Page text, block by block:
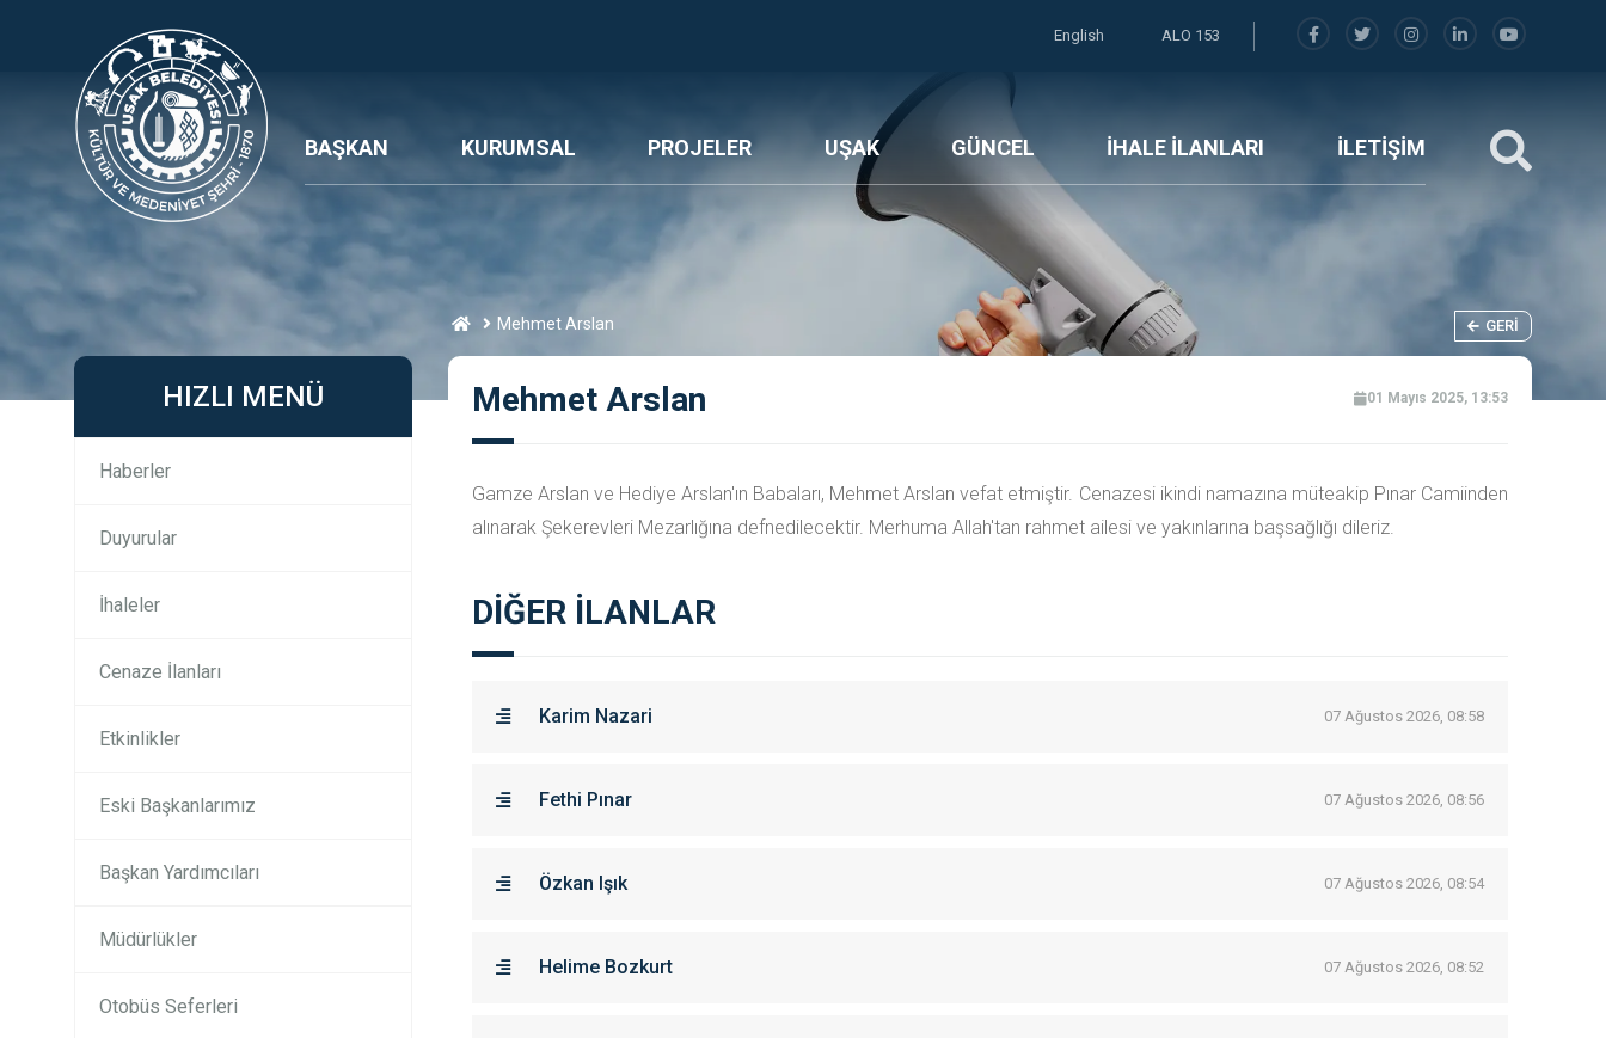
English ALO 153
BAŞKAN KURUMSAL PROJELER UŞAK GÜNCEL İHALE İLANLARI İLETİŞİM
Mehmet Arslan GERI
HIZLI MENÜ
Haberler
Duyurular
İhaleler
Cenaze İlanları
Etkinlikler
Eski Başkanlarımız
Başkan Yardımcıları
Müdürlükler
Otobüs Seferleri
Mehmet Arslan 01 Mayıs 2025, 13:53
Gamze Arslan ve Hediye Arslan'ın Babaları, Mehmet Arslan vefat etmiştir. Cenazesi ikindi namazına müteakip Pınar Camiinden
alınarak Şekerevleri Mezarlığına defnedilecektir. Merhuma Allah'tan rahmet ailesi ve yakınlarına başsağlığı dileriz.
DİĞER İLANLAR
Karim Nazari 07 Ağustos 2026, 08:58
Fethi Pınar 07 Ağustos 2026, 08:56
Özkan Işık 07 Ağustos 2026, 08:54
Helime Bozkurt 07 Ağustos 2026, 08:52